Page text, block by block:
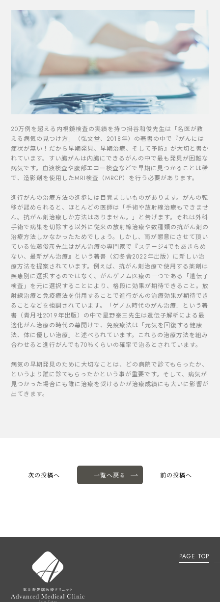
20万例を超える内視鏡検査の実績を持つ掛谷和俊先生は「名医が教
える病気の見つけ方」（弘文堂、2018年）の著書の中で『がんには
症状が無い！だから早期発見、早期治療、そして予防』が大切と書か
れています。すい臓がんは内臓にできるがんの中で最も発見が困難な
病気です。血液検査や腹部エコー検査などで早期に見つかることは稀
で、造影剤を使用したMRI検査（MRCP）を行う必要があります。
進行がんの治療方法の進歩には目覚ましいものがあります。がんの転
移が認められると、ほとんどの医師は「手術や放射線治療もできませ
ん。抗がん剤治療しか方法はありません。」と告げます。それは外科
手術で病巣を切除する以外に従来の放射線治療や数種類の抗がん剤の
治療方法しかなかったためでしょう。しかし、南が懇意にさせて頂い
ている佐藤俊彦先生はがん治療の専門家で『ステージ4でもあきらめ
ない、最新がん治療』という著書（幻冬舎2022年出版）に新しい治
療方法を提案されています。例えば、抗がん剤治療で使用する薬剤は
疾患別に選択するのではなく、がんゲノム医療の一つである「遺伝子
検査」を元に選択することにより、格段に効果が期待できること。放
射線治療と免疫療法を併用することで進行がんの治療効果が期待でき
ることなどを強調されています。「ゲノム時代のがん治療」という著
書（青月社2019年出版）の中で星野泰三先生は遺伝子解析による最
適化がん治療の時代の幕開けで、免疫療法は「元気を回復する健康
法、体に優しい治療」と述べられています。これらの治療方法を組み
合わせると進行がんでも70％くらいの確率で治るとされています。
病気の早期発見のために大切なことは、どの病院で診てもらったか、
というより誰に診てもらったかという事が重要です。そして、病気が
見つかった場合にも誰に治療を受けるかが治療成績にも大いに影響が
出てきます。
次の投稿へ 一覧へ戻る 前の投稿へ
PAGE TOP